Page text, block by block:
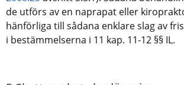
de utförs av en naprapat eller
hänförliga till sådana enklare slag av
i bestämmelserna i 11 kap. 11-12 §§ IL.